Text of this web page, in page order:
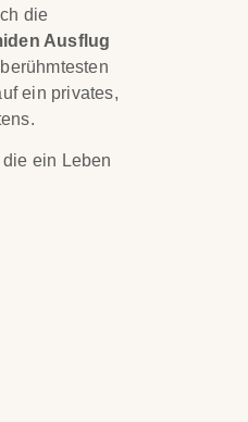
die
Ausflug
ein privates,
ein Leben